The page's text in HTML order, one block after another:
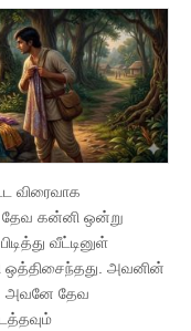
விரைவாக
தேவ கன்னி ஒன்று
வீட்டினுள்
ஒத்திசைந்தது. அவனின்
அவனே தேவ